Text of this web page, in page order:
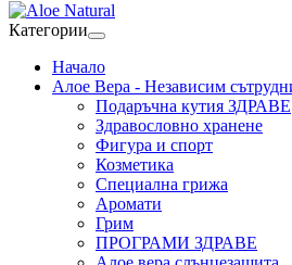
Категории
Начало
Алое Вера - Независим
Подаръчна кутия ЗДРАВЕ
Здравословно хранене
Фигура и спорт
Козметика
Специална грижа
Аромати
Грим
ПРОГРАМИ ЗДРАВЕ